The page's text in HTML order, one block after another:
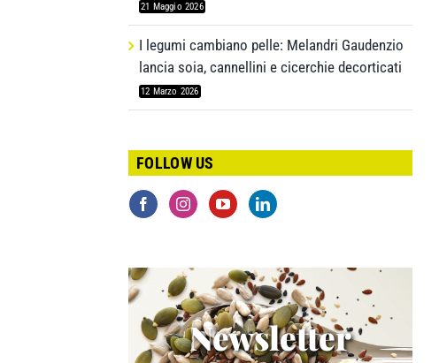
21 Maggio 2026
I legumi cambiano pelle: Melandri Gaudenzio
lancia soia, cannellini e cicerchie decorticati
12 Marzo 2026
FOLLOW US
Newsletter